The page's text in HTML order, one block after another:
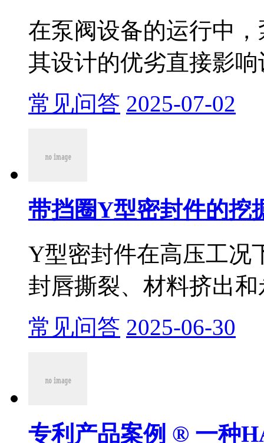
在泵阀设备的运行中
其设计的优劣直接影
常见问答 2025-07-02
带挡圈Y型密封件的挖
Y型密封件在高压工况
封唇撕裂、材料挤出
常见问答 2025-06-30
专利产品案例 ® 一种